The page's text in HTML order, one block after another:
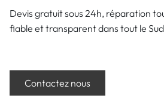
Devis gratuit sous 24h, réparation
fiable et transparent dans tout le
Contactez nous